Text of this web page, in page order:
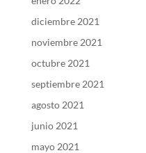
diciembre 2021
noviembre 2021
octubre 2021
septiembre 2021
agosto 2021
junio 2021
mayo 2021